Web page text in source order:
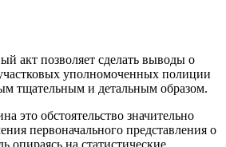
акт позволяет сделать выводы о
уполномоченных полиции
тщательным и детальным образом.
это обстоятельство значительно
первоначального представления о